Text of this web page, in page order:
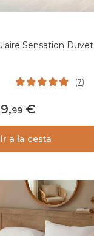
Sensation Duvet
(7)
,99
a la cesta